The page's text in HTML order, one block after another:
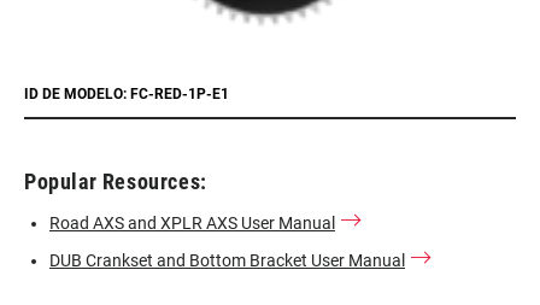
ID DE MODELO: FC-RED-1P-E1
Popular Resources:
Road AXS and XPLR AXS User Manual
DUB Crankset and Bottom Bracket User Manual